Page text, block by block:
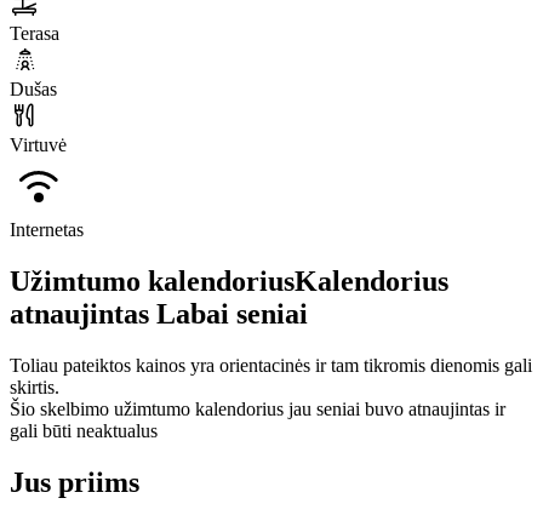
Terasa
Dušas
Virtuvė
Internetas
Užimtumo kalendoriusKalendorius
atnaujintas Labai seniai
Toliau pateiktos kainos yra orientacinės ir tam tikromis dienomis gali
skirtis.
Šio skelbimo užimtumo kalendorius jau seniai buvo atnaujintas ir
gali būti neaktualus
Jus priims